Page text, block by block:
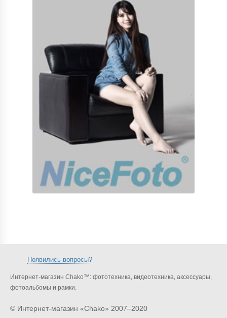
Появились вопросы?
Интернет-магазин Chako™: фототехника, видеотехника, аксессуары,
фотоальбомы и рамки.
© Интернет-магазин «Chako» 2007–2020